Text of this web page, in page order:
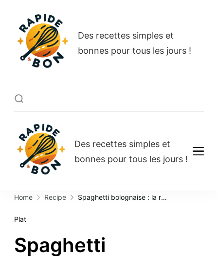
Rapide et bon
Des recettes simples et
bonnes pour tous les jours !
Rapide et bon
Des recettes simples et
bonnes pour tous les jours !
Home Recipe Spaghetti bolognaise : la recette authentique
Plat
Spaghetti